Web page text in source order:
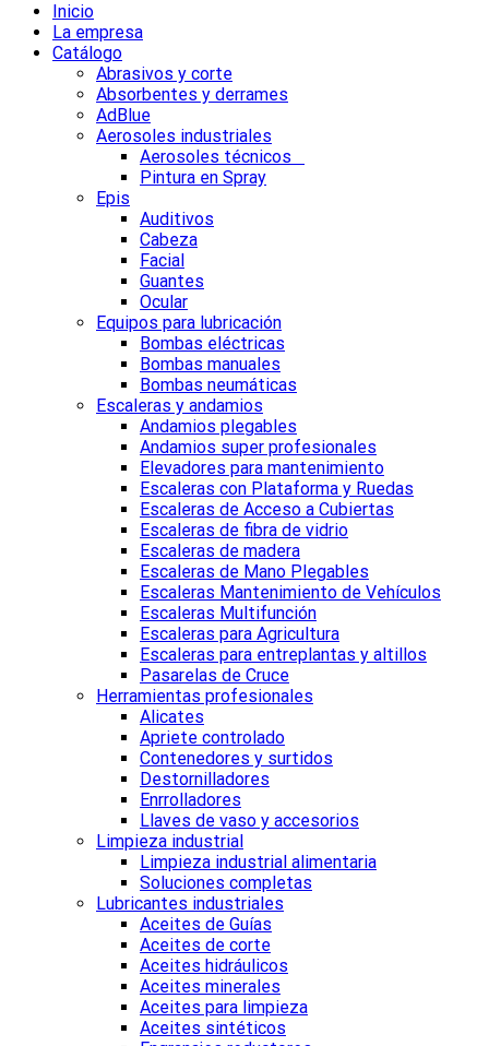
Inicio
La empresa
Catálogo
Abrasivos y corte
Absorbentes y derrames
AdBlue
Aerosoles industriales
Aerosoles técnicos
Pintura en Spray
Epis
Auditivos
Cabeza
Facial
Guantes
Ocular
Equipos para lubricación
Bombas eléctricas
Bombas manuales
Bombas neumáticas
Escaleras y andamios
Andamios plegables
Andamios super profesionales
Elevadores para mantenimiento
Escaleras con Plataforma y Ruedas
Escaleras de Acceso a Cubiertas
Escaleras de fibra de vidrio
Escaleras de madera
Escaleras de Mano Plegables
Escaleras Mantenimiento de Vehículos
Escaleras Multifunción
Escaleras para Agricultura
Escaleras para entreplantas y altillos
Pasarelas de Cruce
Herramientas profesionales
Alicates
Apriete controlado
Contenedores y surtidos
Destornilladores
Enrrolladores
Llaves de vaso y accesorios
Limpieza industrial
Limpieza industrial alimentaria
Soluciones completas
Lubricantes industriales
Aceites de Guías
Aceites de corte
Aceites hidráulicos
Aceites minerales
Aceites para limpieza
Aceites sintéticos